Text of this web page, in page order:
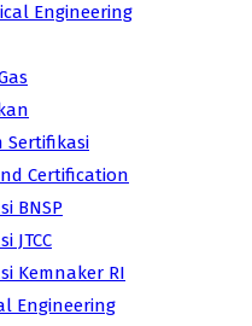
Engineering
Sertifikasi
Certification
BNSP
JTCC
Kemnaker RI
Engineering